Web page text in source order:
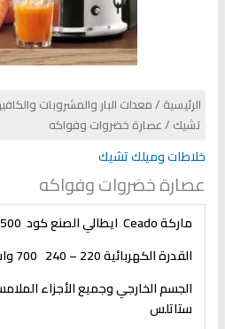
الرئيسية /معدات البار والمشروبات
تشيك / عصارة خضروات وفواكه
خلاطات وميلك تشيك
عصارة خضروات وفواكه
ماركةCeado ايطالي الصنع كود
القدرة الكهربائية 220 – 240 700 وات 50 -60 هرتز
الجسم الخارجي وجميع الأجزاء
ستاتلس